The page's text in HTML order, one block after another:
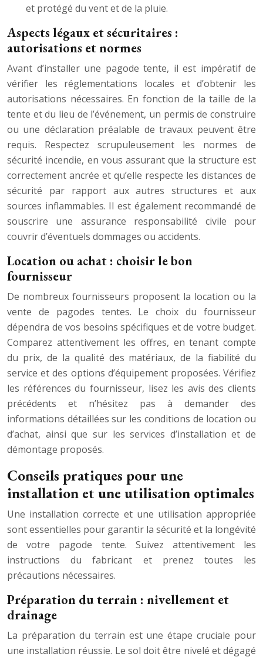
et protégé du vent et de la pluie.
Aspects légaux et sécuritaires :
autorisations et normes
Avant d’installer une pagode tente, il est impératif de
vérifier les réglementations locales et d’obtenir les
autorisations nécessaires. En fonction de la taille de la
tente et du lieu de l’événement, un permis de construire
ou une déclaration préalable de travaux peuvent être
requis. Respectez scrupuleusement les normes de
sécurité incendie, en vous assurant que la structure est
correctement ancrée et qu’elle respecte les distances de
sécurité par rapport aux autres structures et aux
sources inflammables. Il est également recommandé de
souscrire une assurance responsabilité civile pour
couvrir d’éventuels dommages ou accidents.
Location ou achat : choisir le bon
fournisseur
De nombreux fournisseurs proposent la location ou la
vente de pagodes tentes. Le choix du fournisseur
dépendra de vos besoins spécifiques et de votre budget.
Comparez attentivement les offres, en tenant compte
du prix, de la qualité des matériaux, de la fiabilité du
service et des options d’équipement proposées. Vérifiez
les références du fournisseur, lisez les avis des clients
précédents et n’hésitez pas à demander des
informations détaillées sur les conditions de location ou
d’achat, ainsi que sur les services d’installation et de
démontage proposés.
Conseils pratiques pour une
installation et une utilisation optimales
Une installation correcte et une utilisation appropriée
sont essentielles pour garantir la sécurité et la longévité
de votre pagode tente. Suivez attentivement les
instructions du fabricant et prenez toutes les
précautions nécessaires.
Préparation du terrain : nivellement et
drainage
La préparation du terrain est une étape cruciale pour
une installation réussie. Le sol doit être nivelé et dégagé